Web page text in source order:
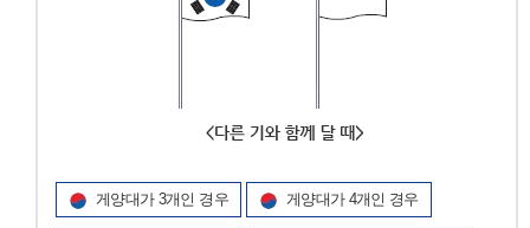
게양대가 3개인 경우 게양대가 4개인 경우